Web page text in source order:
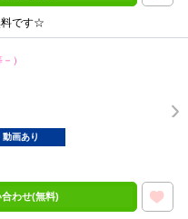
料です☆
）
動画あり
合わせ(無料)